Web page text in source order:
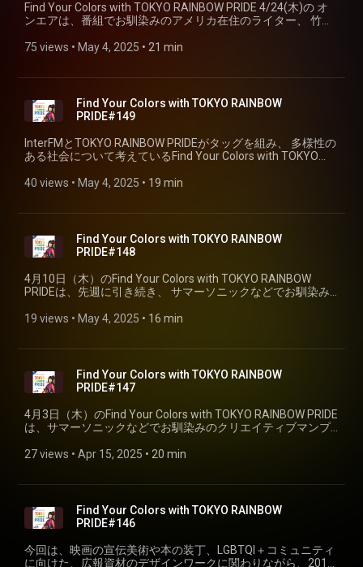
Find Your Colors with TOKYO RAINBOW PRIDE 4/24(木)の オ
ンエアは、番組でお馴染みのアメリカ在住のライター、 竹田
紹介していただきました。
75 views • May 4, 2025 • 21 min
Find Your Colors with TOKYO RAINBOW
PRIDE#149
InterFMとTOKYO RAINBOW PRIDEがタッグを組み、 多様性の
ある社会について考えているFind Your Colors with TOKYO
津毅さんに番組視点でセレクトした最新音楽トピックスをご
40 views • May 4, 2025 • 19 min
Find Your Colors with TOKYO RAINBOW
PRIDE#148
4月10日（木）のFind Your Colors with TOKYO RAINBOW
PRIDEは、先週に引き続き、 サマーソニックなどでお馴染み
の公演を担当している 木村一平さんをお迎えしました。
19 views • May 4, 2025 • 16 min
Find Your Colors with TOKYO RAINBOW
PRIDE#147
4月3日（木）のFind Your Colors with TOKYO RAINBOW PRIDE
は、サマーソニックなどでお馴染みのクリエイティブマンプ
木村一平さんをお迎えしました。（Part①）
27 views • Apr 15, 2025 • 20 min
Find Your Colors with TOKYO RAINBOW
PRIDE#146
今回は、映画の宣伝美術や本の装丁、LGBTQI＋コミュニティ
に向けた、広報資材のデザインワークに関わりながら、2019